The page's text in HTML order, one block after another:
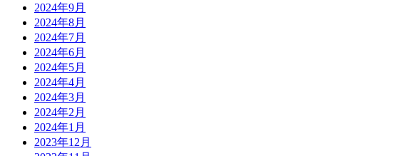
2024年9月
2024年8月
2024年7月
2024年6月
2024年5月
2024年4月
2024年3月
2024年2月
2024年1月
2023年12月